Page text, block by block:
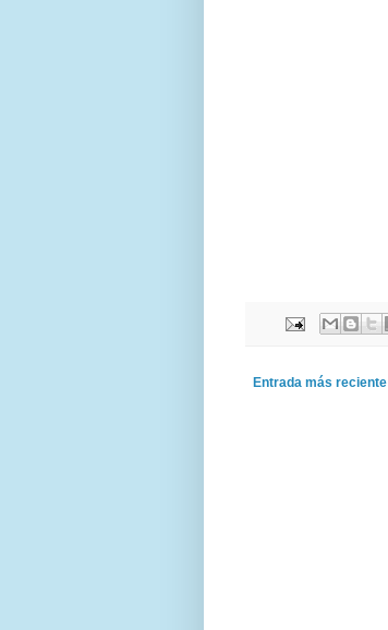
Entrada más reciente